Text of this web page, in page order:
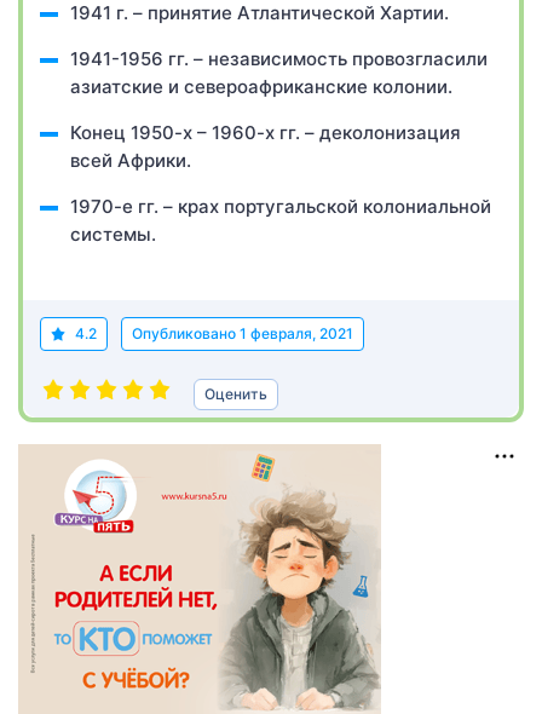
1941 г. – принятие Атлантической Хартии.
1941-1956 гг. – независимость провозгласили
азиатские и североафриканские колонии.
Конец 1950-х – 1960-х гг. – деколонизация
всей Африки.
1970-е гг. – крах португальской колониальной
системы.
4.2 Опубликовано 1 февраля, 2021
Оценить